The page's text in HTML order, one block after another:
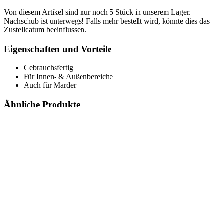
Von diesem Artikel sind nur noch 5 Stück in unserem Lager.
Nachschub ist unterwegs! Falls mehr bestellt wird, könnte dies das
Zustelldatum beeinflussen.
Eigenschaften und Vorteile
Gebrauchsfertig
Für Innen- & Außenbereiche
Auch für Marder
Ähnliche Produkte